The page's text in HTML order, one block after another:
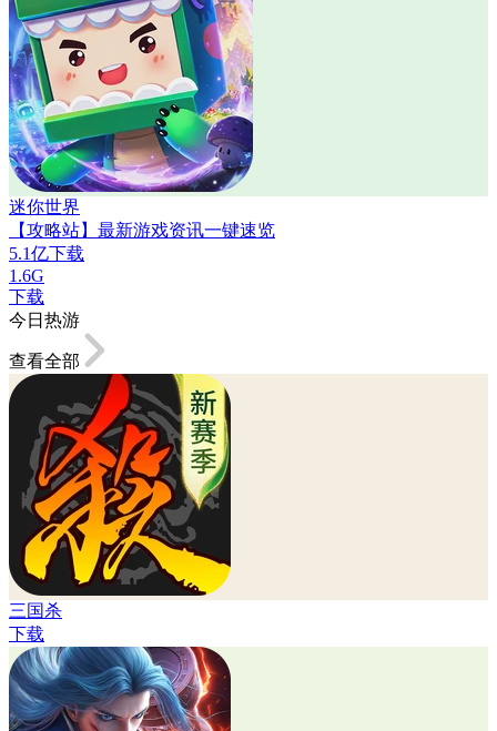
迷你世界
【攻略站】最新游戏资讯一键速览
5.1亿下载
1.6G
下载
今日热游
查看全部
三国杀
下载